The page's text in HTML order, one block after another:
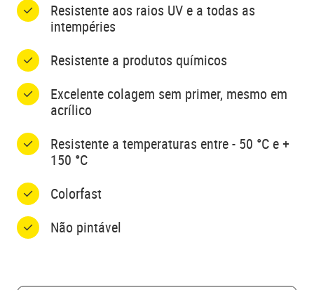
Resistente aos raios UV e a todas as
intempéries
Resistente a produtos químicos
Excelente colagem sem primer, mesmo em
acrílico
Resistente a temperaturas entre - 50 °C e +
150 °C
Colorfast
Não pintável